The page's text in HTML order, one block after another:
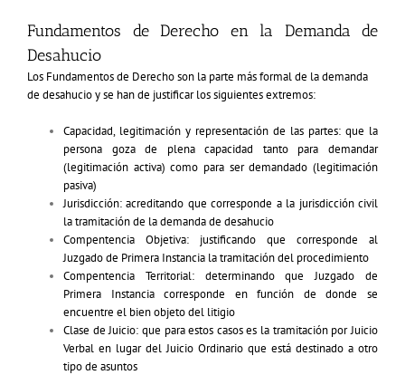
Fundamentos de Derecho en la Demanda de
Desahucio
Los Fundamentos de Derecho son la parte más formal de la demanda
de desahucio y se han de justificar los siguientes extremos:
Capacidad, legitimación y representación de las partes: que la
persona goza de plena capacidad tanto para demandar
(legitimación activa) como para ser demandado (legitimación
pasiva)
Jurisdicción: acreditando que corresponde a la jurisdicción civil
la tramitación de la demanda de desahucio
Compentencia Objetiva: justificando que corresponde al
Juzgado de Primera Instancia la tramitación del procedimiento
Compentencia Territorial: determinando que Juzgado de
Primera Instancia corresponde en función de donde se
encuentre el bien objeto del litigio
Clase de Juicio: que para estos casos es la tramitación por Juicio
Verbal en lugar del Juicio Ordinario que está destinado a otro
tipo de asuntos